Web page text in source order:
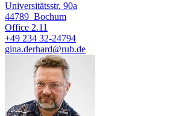
Universitätsstr. 90a
44789 Bochum
Office 2.11
+49 234 32-24794
gina.derhard@rub.de